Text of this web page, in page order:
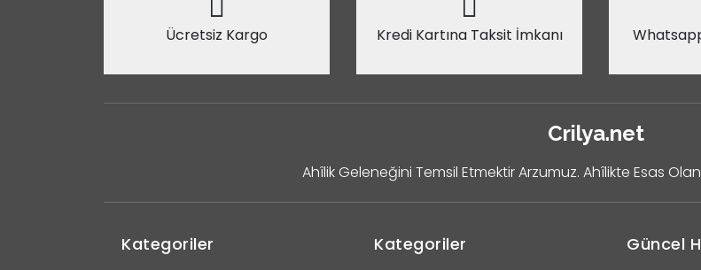
Ücretsiz Kargo Kredi Kartına Taksit İmkanı
Crilya.net
Ahîlik Geleneğini Temsil Etmektir Arzumuz. Ahîlikte Esas
Kategoriler Kategoriler Güncel